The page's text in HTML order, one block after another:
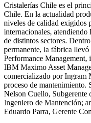
Cristalerías Chile es el
Chile. En la actualidad
niveles de calidad exigidos
internacionales, atendiendo
de distintos sectores.
permanente, la fábrica
Performance Management,
IBM Maximo Asset
comercializado por Ingram
proceso de mantenimiento.
Nelson Cuello, Subgerente
Ingeniero de Mantención;
Eduardo Parra, Gerente